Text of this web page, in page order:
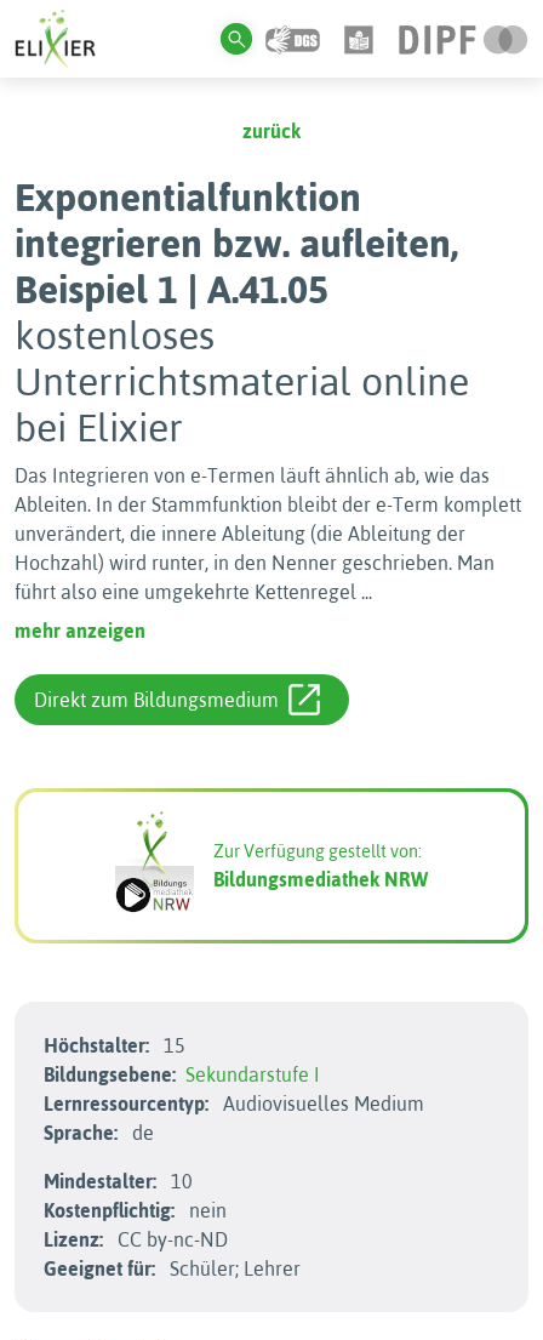
zurück
Exponentialfunktion
integrieren bzw. aufleiten,
Beispiel 1 | A.41.05
kostenloses
Unterrichtsmaterial online
bei Elixier
Das Integrieren von e-Termen läuft ähnlich ab, wie das
Ableiten. In der Stammfunktion bleibt der e-Term komplett
unverändert, die innere Ableitung (die Ableitung der
Hochzahl) wird runter, in den Nenner geschrieben. Man
führt also eine umgekehrte Kettenregel ...
mehr anzeigen
Direkt zum Bildungsmedium
Zur Verfügung gestellt von:
Bildungsmediathek NRW
Höchstalter:
15
Bildungsebene: Sekundarstufe I
Lernressourcentyp:
Audiovisuelles Medium
Sprache:
de
Mindestalter:
10
Kostenpflichtig:
nein
Lizenz:
CC by-nc-ND
Geeignet für:
Schüler; Lehrer